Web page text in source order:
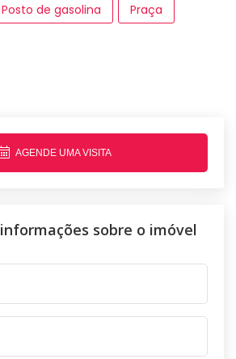
Posto de gasolina Praça
AGENDE UMA VISITA
sobre o imóvel